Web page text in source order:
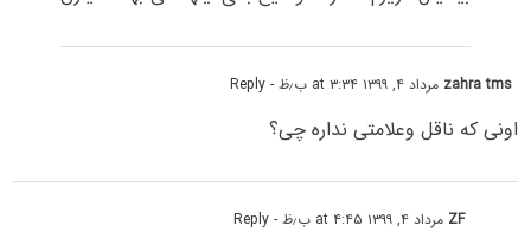
zahra tms مرداد ۴, ۱۳۹۹ at ۳:۳۴ ب٫ظ - Reply
اونی که ناقل وعلامتی نداره چی؟
ZF مرداد ۴, ۱۳۹۹ at ۴:۴۵ ب٫ظ - Reply